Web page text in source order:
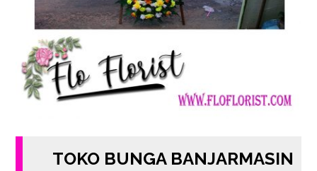
TOKO BUNGA BANJARMASIN